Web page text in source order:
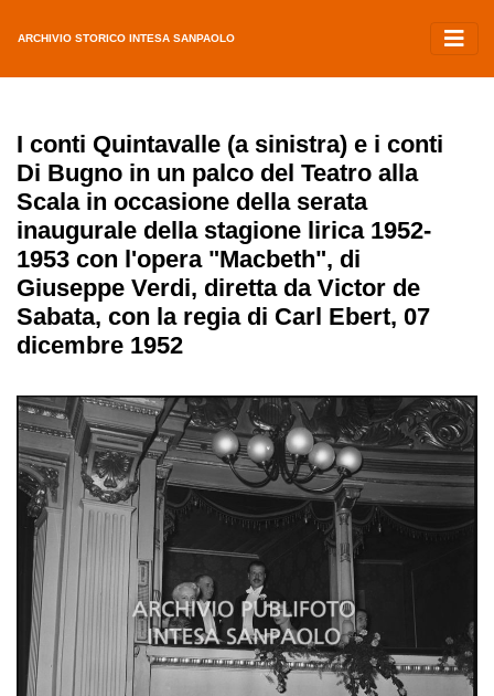
ARCHIVIO STORICO INTESA SANPAOLO
I conti Quintavalle (a sinistra) e i conti
Di Bugno in un palco del Teatro alla
Scala in occasione della serata
inaugurale della stagione lirica 1952-
1953 con l'opera "Macbeth", di
Giuseppe Verdi, diretta da Victor de
Sabata, con la regia di Carl Ebert, 07
dicembre 1952